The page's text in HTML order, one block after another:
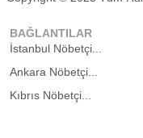
BAĞLANTILAR
İstanbul Nöbetçi...
Ankara Nöbetçi...
Kıbrıs Nöbetçi...